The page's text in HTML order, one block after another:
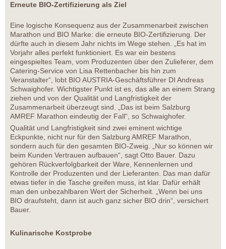
Erneute BIO-Zertifizierung als Ziel
Eine logische Konsequenz aus der Zusammenarbeit zwischen
Marathon und BIO Marke: die erneute BIO-Zertifizierung. Der
dürfte auch in diesem Jahr nichts im Wege stehen. „Es hat im
Vorjahr alles perfekt funktioniert. Es war ein bestens
eingespieltes Team, vom Produzenten über den Zulieferer, dem
Catering-Service von Lisa Rettenbacher bis hin zum
Veranstalter“, lobt BIO AUSTRIA-Geschäftsführer DI Andreas
Schwaighofer. Wichtigster Punkt ist es, das alle an einem Strang
ziehen und von der Qualität und Langfristigkeit der
Zusammenarbeit überzeugt sind. „Das ist beim Salzburg
AMREF Marathon eindeutig der Fall“, so Schwaighofer.
Qualität und Langfristigkeit sind zwei eminent wichtige
Eckpunkte, nicht nur für den Salzburg AMREF Marathon,
sondern auch für den gesamten BIO-Zweig. „Nur so können wir
beim Kunden Vertrauen aufbauen“, sagt Otto Bauer. Dazu
gehören Rückverfolgbarkeit der Ware, Kennenlernen und
Kontrolle der Produzenten und der Lieferanten. Das man dafür
etwas tiefer in die Tasche greifen muss, ist klar. Dafür erhält
man den unbezahlbaren Wert der Sicherheit. „Wenn bei uns
BIO draufsteht, dann ist auch ganz sicher BIO drin“, versichert
Bauer.
Kulinarische Kostprobe